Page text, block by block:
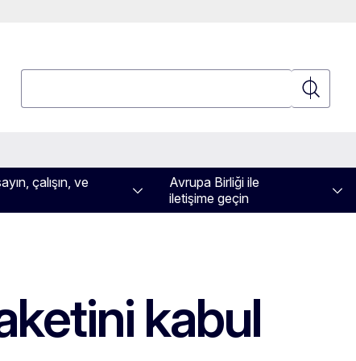
Ara
çalışın, ve
Avrupa Birliği ile
iletişime geçin
kabul